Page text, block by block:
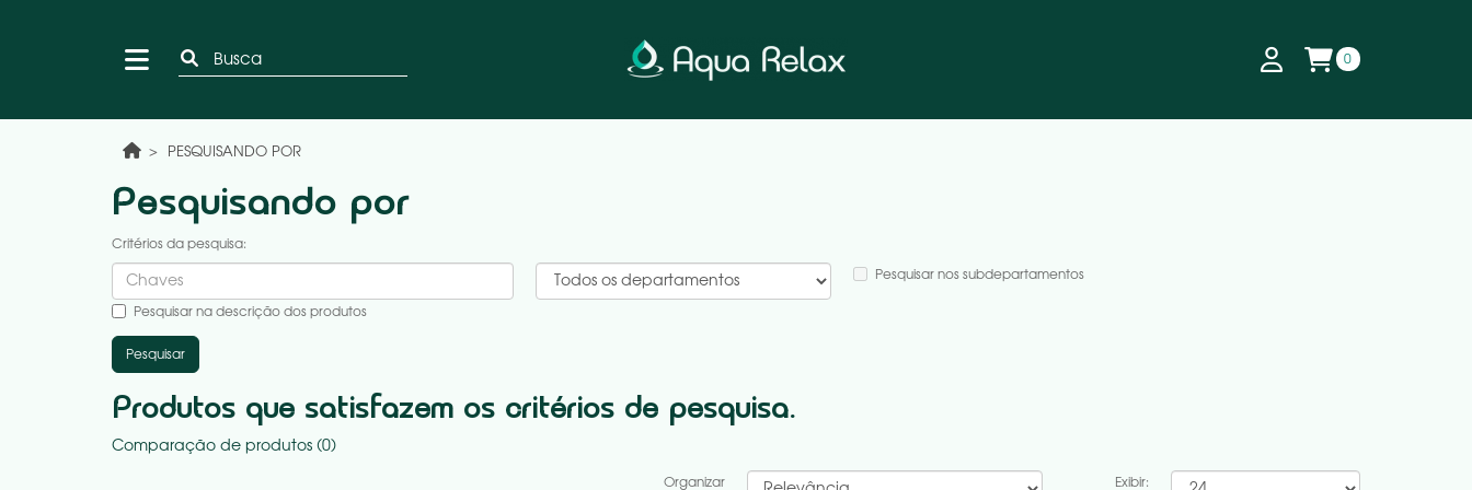
0
PESQUISANDO POR
Pesquisando por
Critérios da pesquisa:
Pesquisar nos subdepartamentos
Pesquisar na descrição dos produtos
Produtos que satisfazem os critérios de pesquisa.
Comparação de produtos (0)
Organizar Exibir: